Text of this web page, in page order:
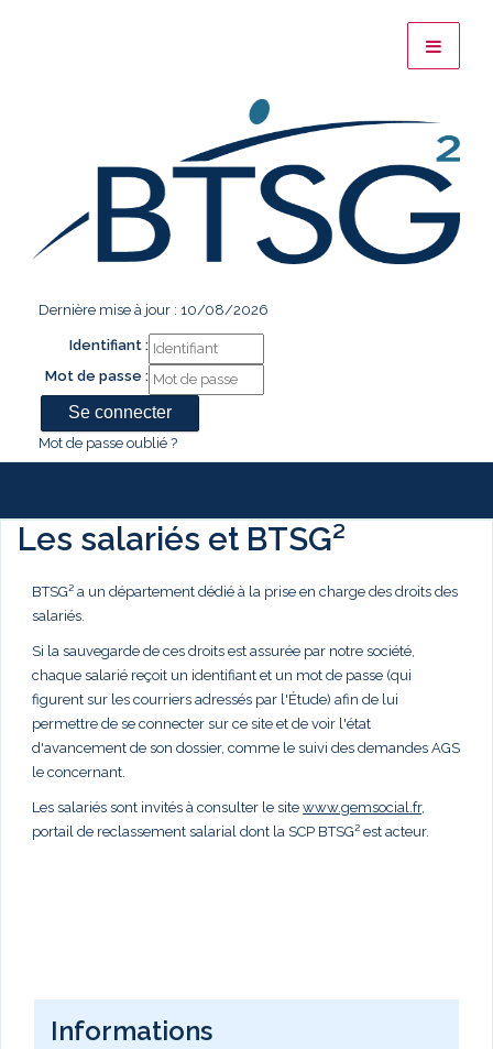
Dernière mise à jour : 10/08/2026
Identifiant :
Mot de passe :
Mot de passe oublié ?
Les salariés et BTSG²
BTSG² a un département dédié à la prise en charge des droits des
salariés.
Si la sauvegarde de ces droits est assurée par notre société,
chaque salarié reçoit un identifiant et un mot de passe (qui
figurent sur les courriers adressés par l'Étude) afin de lui
permettre de se connecter sur ce site et de voir l'état
d'avancement de son dossier, comme le suivi des demandes AGS
le concernant.
Les salariés sont invités à consulter le site www.gemsocial.fr,
portail de reclassement salarial dont la SCP BTSG² est acteur.
Informations